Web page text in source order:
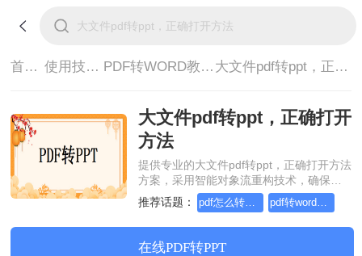
首页> 使用技巧> PDF转WORD教程> 大文件pdf转ppt，正确打开方法
大文件pdf转ppt，正确打开
方法
提供专业的大文件pdf转ppt，正确打开方法
方案，采用智能对象流重构技术，确保文
档1:1高保真还原且排版不乱码。支持一键
批量处理，全链路 SSL 加密保障隐私安
全。助您快速实现大文件pdf转ppt，正确打
开方法，无需安装，高效办公。
推荐话题： pdf怎么转word，这个方法简单又方便
在线PDF转PPT